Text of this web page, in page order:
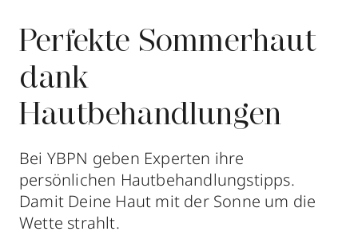
Über YBPN
Aktionen
Storefinder
Perfekte Sommerhaut
dank
Hautbehandlungen
Bei YBPN geben Experten ihre
persönlichen Hautbehandlungstipps.
Damit Deine Haut mit der Sonne um die
Wette strahlt.